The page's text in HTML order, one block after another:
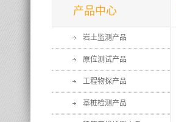
产品中心
岩土监测产品
原位测试产品
工程物探产品
基桩检测产品